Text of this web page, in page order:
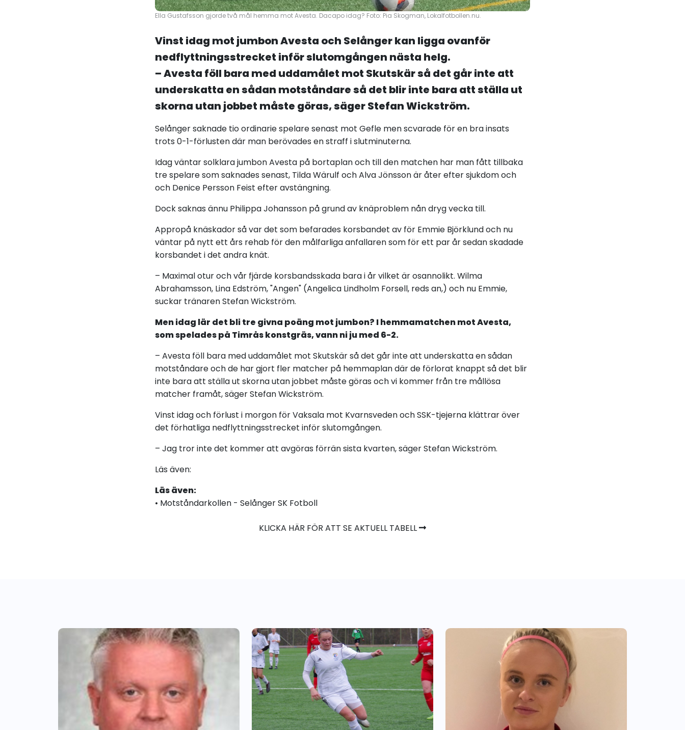
Ella Gustafsson gjorde två mål hemma mot Avesta. Dacapo idag? Foto: Pia Skogman, Lokalfotbollen.nu.
Vinst idag mot jumbon Avesta och Selånger kan ligga ovanför
nedflyttningsstrecket inför slutomgången nästa helg.
– Avesta föll bara med uddamålet mot Skutskär så det går inte att
underskatta en sådan motståndare så det blir inte bara att ställa ut
skorna utan jobbet måste göras, säger Stefan Wickström.
Selånger saknade tio ordinarie spelare senast mot Gefle men scvarade för en bra insats
trots 0-1-förlusten där man berövades en straff i slutminuterna.
Idag väntar solklara jumbon Avesta på bortaplan och till den matchen har man fått tillbaka
tre spelare som saknades senast, Tilda Wärulf och Alva Jönsson är åter efter sjukdom och
och Denice Persson Feist efter avstängning.
Dock saknas ännu Philippa Johansson på grund av knäproblem nån dryg vecka till.
Appropå knäskador så var det som befarades korsbandet av för Emmie Björklund och nu
väntar på nytt ett års rehab för den målfarliga anfallaren som för ett par år sedan skadade
korsbandet i det andra knät.
– Maximal otur och vår fjärde korsbandsskada bara i år vilket är osannolikt. Wilma
Abrahamsson, Lina Edström, "Angen" (Angelica Lindholm Forsell, reds an,) och nu Emmie,
suckar tränaren Stefan Wickström.
Men idag lär det bli tre givna poäng mot jumbon? I hemmamatchen mot Avesta,
som spelades på Timrås konstgräs, vann ni ju med 6-2.
– Avesta föll bara med uddamålet mot Skutskär så det går inte att underskatta en sådan
motståndare och de har gjort fler matcher på hemmaplan där de förlorat knappt så det blir
inte bara att ställa ut skorna utan jobbet måste göras och vi kommer från tre mållösa
matcher framåt, säger Stefan Wickström.
Vinst idag och förlust i morgon för Vaksala mot Kvarnsveden och SSK-tjejerna klättrar över
det förhatliga nedflyttningsstrecket inför slutomgången.
– Jag tror inte det kommer att avgöras förrän sista kvarten, säger Stefan Wickström.
Läs även:
Läs även:
• Motståndarkollen - Selånger SK Fotboll
KLICKA HÄR FÖR ATT SE AKTUELL TABELL